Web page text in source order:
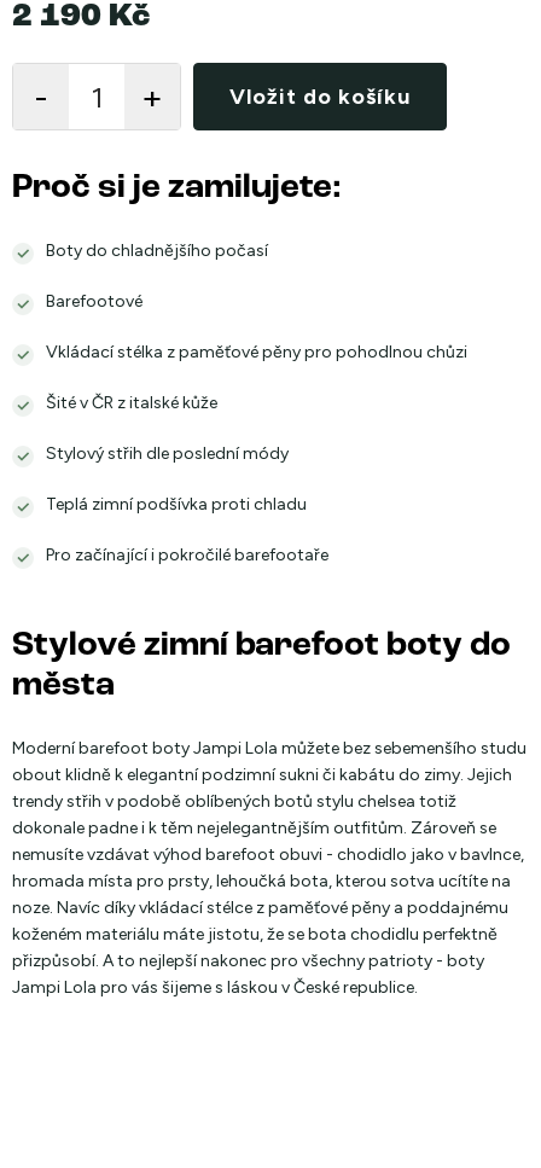
2 190 Kč
cena:
Vložit do košíku
Proč si je zamilujete:
Boty do chladnějšího počasí
Barefootové
Vkládací stélka z paměťové pěny pro pohodlnou chůzi
Šité v ČR z italské kůže
Stylový střih dle poslední módy
Teplá zimní podšívka proti chladu
Pro začínající i pokročilé barefootaře
Stylové zimní barefoot boty do
města
Moderní barefoot boty Jampi Lola můžete bez sebemenšího studu
obout klidně k elegantní podzimní sukni či kabátu do zimy. Jejich
trendy střih v podobě oblíbených botů stylu chelsea totiž
dokonale padne i k těm nejelegantnějším outfitům. Zároveň se
nemusíte vzdávat výhod barefoot obuvi - chodidlo jako v bavlnce,
hromada místa pro prsty, lehoučká bota, kterou sotva ucítíte na
noze. Navíc díky vkládací stélce z paměťové pěny a poddajnému
koženém materiálu máte jistotu, že se bota chodidlu perfektně
přizpůsobí. A to nejlepší nakonec pro všechny patrioty - boty
Jampi Lola pro vás šijeme s láskou v České republice.